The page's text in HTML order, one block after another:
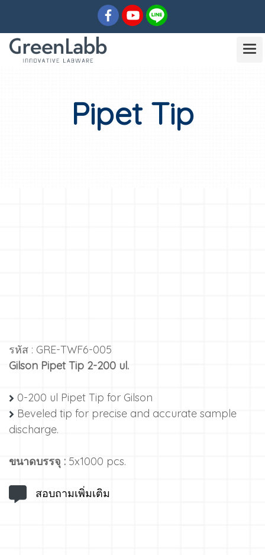
Pipet Tip
รหัส : GRE-TWF6-005
Gilson Pipet Tip 2-200 ul.
0-200 ul Pipet Tip for Gilson
Beveled tip for precise and accurate sample
discharge.
ขนาดบรรจุ : 5x1000 pcs.
สอบถามเพิ่มเติม